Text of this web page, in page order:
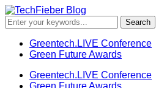
Greentech.LIVE Conference
Green Future Awards
Greentech.LIVE Conference
Green Future Awards